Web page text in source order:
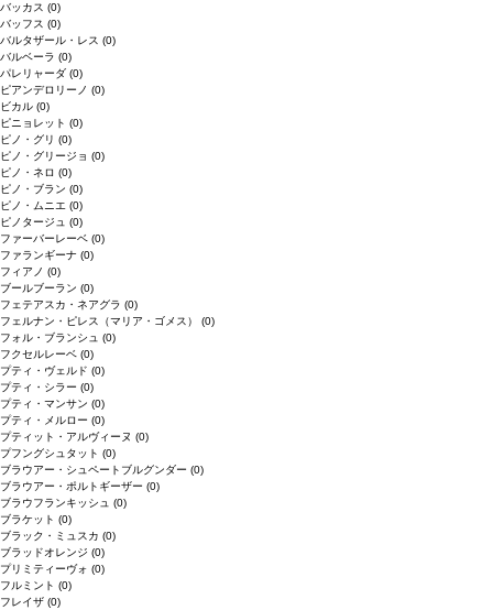
バッカス (0)
バッフス (0)
バルタザール・レス (0)
バルベーラ (0)
パレリャーダ (0)
ピアンデロリーノ (0)
ビカル (0)
ピニョレット (0)
ピノ・グリ (0)
ピノ・グリージョ (0)
ピノ・ネロ (0)
ピノ・ブラン (0)
ピノ・ムニエ (0)
ピノタージュ (0)
ファーバーレーベ (0)
ファランギーナ (0)
フィアノ (0)
ブールブーラン (0)
フェテアスカ・ネアグラ (0)
フェルナン・ピレス（マリア・ゴメス） (0)
フォル・ブランシュ (0)
フクセルレーベ (0)
プティ・ヴェルド (0)
プティ・シラー (0)
プティ・マンサン (0)
プティ・メルロー (0)
プティット・アルヴィーヌ (0)
プフングシュタット (0)
ブラウアー・シュペートブルグンダー (0)
ブラウアー・ポルトギーザー (0)
ブラウフランキッシュ (0)
ブラケット (0)
ブラック・ミュスカ (0)
ブラッドオレンジ (0)
プリミティーヴォ (0)
フルミント (0)
フレイザ (0)